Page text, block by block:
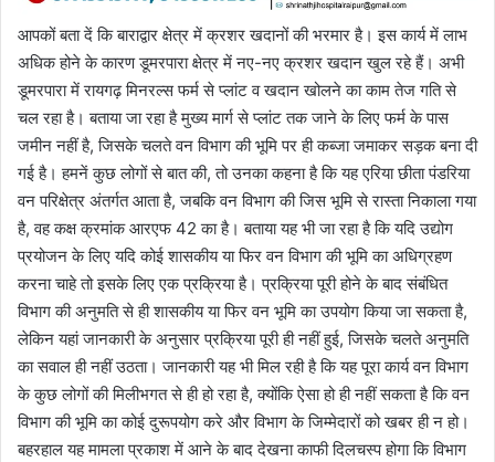
आपकों बता दें कि बाराद्वार क्षेत्र में क्रशर खदानों की भरमार है। इस कार्य में लाभ
अधिक होने के कारण डूमरपारा क्षेत्र में नए-नए क्रशर खदान खुल रहे हैं। अभी
डूमरपारा में रायगढ़ मिनरल्स फर्म से प्लांट व खदान खोलने का काम तेज गति से
चल रहा है। बताया जा रहा है मुख्य मार्ग से प्लांट तक जाने के लिए फर्म के पास
जमीन नहीं है, जिसके चलते वन विभाग की भूमि पर ही कब्जा जमाकर सड़क बना दी
गई है। हमनें कुछ लोगों से बात की, तो उनका कहना है कि यह एरिया छीता पंडरिया
वन परिक्षेत्र अंतर्गत आता है, जबकि वन विभाग की जिस भूमि से रास्ता निकाला गया
है, वह कक्ष क्रमांक आरएफ 42 का है। बताया यह भी जा रहा है कि यदि उद्योग
प्रयोजन के लिए यदि कोई शासकीय या फिर वन विभाग की भूमि का अधिग्रहण
करना चाहे तो इसके लिए एक प्रक्रिया है। प्रक्रिया पूरी होने के बाद संबंधित
विभाग की अनुमति से ही शासकीय या फिर वन भूमि का उपयोग किया जा सकता है,
लेकिन यहां जानकारी के अनुसार प्रक्रिया पूरी ही नहीं हुई, जिसके चलते अनुमति
का सवाल ही नहीं उठता। जानकारी यह भी मिल रही है कि यह पूरा कार्य वन विभाग
के कुछ लोगों की मिलीभगत से ही हो रहा है, क्योंकि ऐसा हो ही नहीं सकता है कि वन
विभाग की भूमि का कोई दुरूपयोग करे और विभाग के जिम्मेदारों को खबर ही न हो।
बहरहाल यह मामला प्रकाश में आने के बाद देखना काफी दिलचस्प होगा कि विभाग